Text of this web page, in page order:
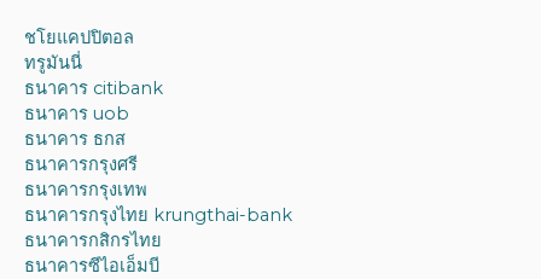
ชโยแคปปิตอล
ทรูมันนี่
ธนาคาร citibank
ธนาคาร uob
ธนาคาร ธกส
ธนาคารกรุงศรี
ธนาคารกรุงเทพ
ธนาคารกรุงไทย krungthai-bank
ธนาคารกสิกรไทย
ธนาคารซีไอเอ็มบี